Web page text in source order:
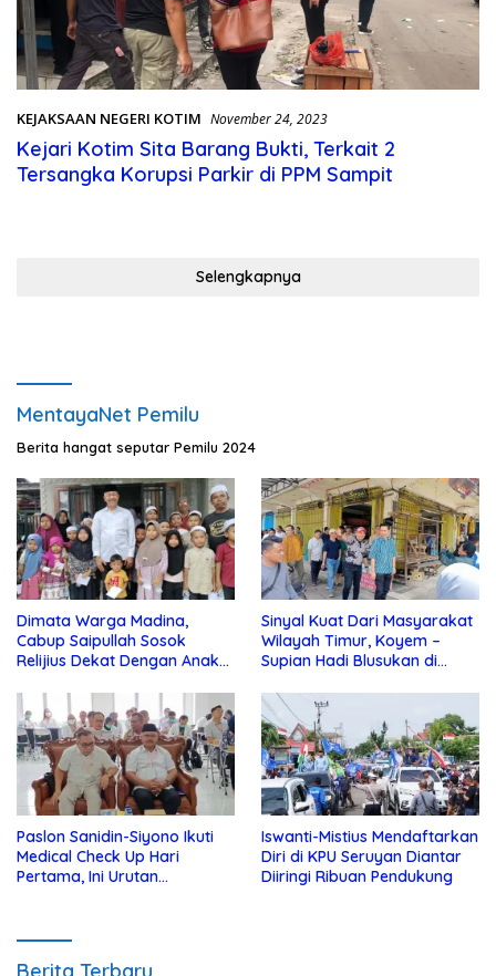
KEJAKSAAN NEGERI KOTIM November 24, 2023
Kejari Kotim Sita Barang Bukti, Terkait 2
Tersangka Korupsi Parkir di PPM Sampit
Selengkapnya
MentayaNet Pemilu
Berita hangat seputar Pemilu 2024
Dimata Warga Madina,
Cabup Saipullah Sosok
Relijius Dekat Dengan Anak
Sinyal Kuat Dari Masyarakat
Wilayah Timur, Koyem –
Supian Hadi Blusukan di
Paslon Sanidin-Siyono Ikuti
Medical Check Up Hari
Pertama, Ini Urutan
Iswanti-Mistius Mendaftarkan
Diri di KPU Seruyan Diantar
Diiringi Ribuan Pendukung
Berita Terbaru